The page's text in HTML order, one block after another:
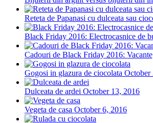
Reteta de Papanasi cu dulceata sau
Black Friday 2016: Electrocasnice de
Cadouri de Black Friday 2016:
Gogosi in glazura de ciocolata October
Dulceata de ardei October 13, 2016
Vegeta de casa October 6, 2016